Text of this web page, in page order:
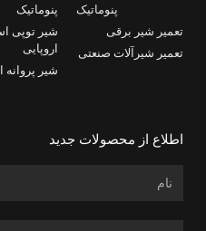
پنوماتیک
تعمیر شیر برقی
تعمیر شیرآلات صنعتی
پنوماتیک
شیر توپی
اروپایی
شیر پروانه
اطلاع از محصولات جدید